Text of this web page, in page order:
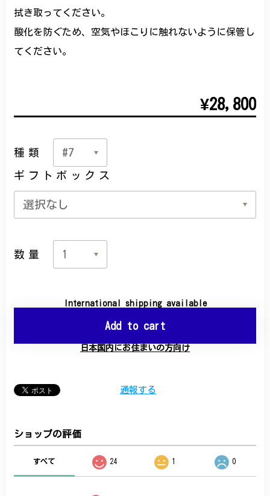
拭き取ってください。
酸化を防ぐため、空気やほこりに触れないように保管し
てください。
¥28,800
種類
ギフトボックス
数量
International shipping available
Add to cart
日本国内にお住まいの方向け
通報する
ショップの評価
すべて 24 1 0